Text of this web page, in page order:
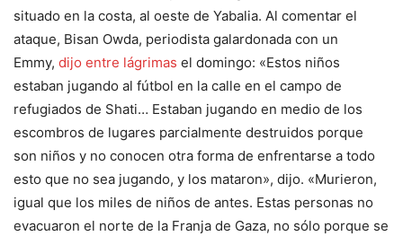
situado en la costa, al oeste de Yabalia. Al comentar el
ataque, Bisan Owda, periodista galardonada con un
Emmy, dijo entre lágrimas el domingo: «Estos niños
estaban jugando al fútbol en la calle en el campo de
refugiados de Shati… Estaban jugando en medio de los
escombros de lugares parcialmente destruidos porque
son niños y no conocen otra forma de enfrentarse a todo
esto que no sea jugando, y los mataron», dijo. «Murieron,
igual que los miles de niños de antes. Estas personas no
evacuaron el norte de la Franja de Gaza, no sólo porque se